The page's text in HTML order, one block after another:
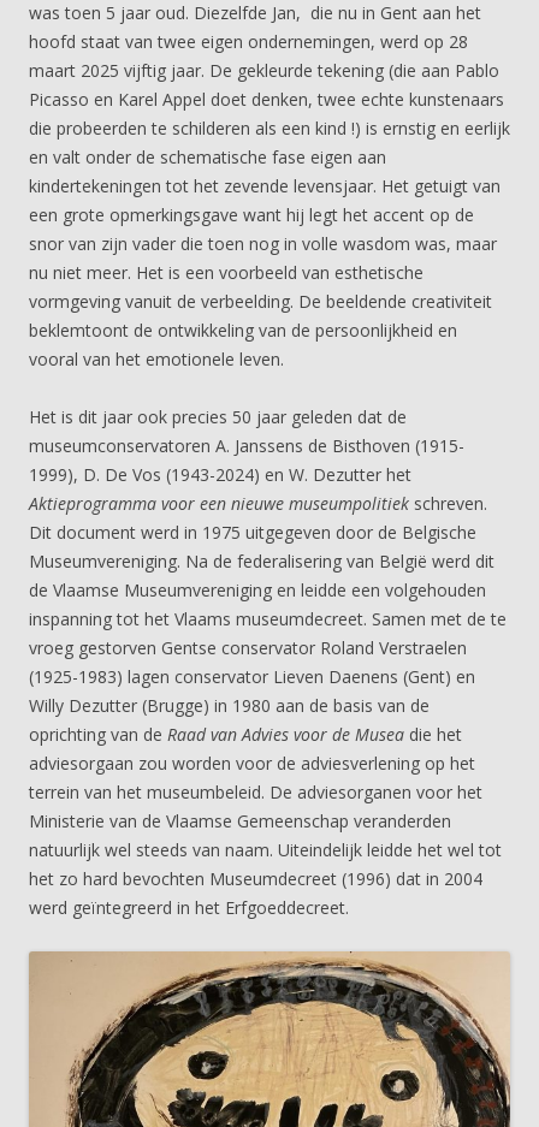
was toen 5 jaar oud. Diezelfde Jan, die nu in Gent aan het
hoofd staat van twee eigen ondernemingen, werd op 28
maart 2025 vijftig jaar. De gekleurde tekening (die aan Pablo
Picasso en Karel Appel doet denken, twee echte kunstenaars
die probeerden te schilderen als een kind !) is ernstig en eerlijk
en valt onder de schematische fase eigen aan
kindertekeningen tot het zevende levensjaar. Het getuigt van
een grote opmerkingsgave want hij legt het accent op de
snor van zijn vader die toen nog in volle wasdom was, maar
nu niet meer. Het is een voorbeeld van esthetische
vormgeving vanuit de verbeelding. De beeldende creativiteit
beklemtoont de ontwikkeling van de persoonlijkheid en
vooral van het emotionele leven.
Het is dit jaar ook precies 50 jaar geleden dat de
museumconservatoren A. Janssens de Bisthoven (1915-
1999), D. De Vos (1943-2024) en W. Dezutter het
Aktieprogramma voor een nieuwe museumpolitiek schreven.
Dit document werd in 1975 uitgegeven door de Belgische
Museumvereniging. Na de federalisering van België werd dit
de Vlaamse Museumvereniging en leidde een volgehouden
inspanning tot het Vlaams museumdecreet. Samen met de te
vroeg gestorven Gentse conservator Roland Verstraelen
(1925-1983) lagen conservator Lieven Daenens (Gent) en
Willy Dezutter (Brugge) in 1980 aan de basis van de
oprichting van de Raad van Advies voor de Musea die het
adviesorgaan zou worden voor de adviesverlening op het
terrein van het museumbeleid. De adviesorganen voor het
Ministerie van de Vlaamse Gemeenschap veranderden
natuurlijk wel steeds van naam. Uiteindelijk leidde het wel tot
het zo hard bevochten Museumdecreet (1996) dat in 2004
werd geïntegreerd in het Erfgoeddecreet.